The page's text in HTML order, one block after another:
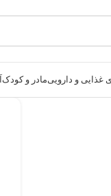
غذایی و داروییمادر و کودک